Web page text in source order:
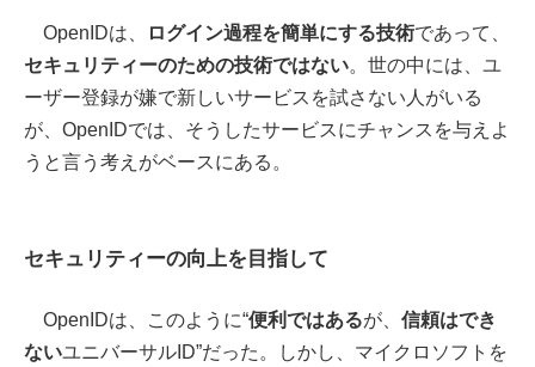
OpenIDは、 ログイン過程を簡単にする技術であって、
セキュリティーのための技術ではない。世の中には、ユ
ーザー登録が嫌で新しいサービスを試さない人がいる
が、OpenIDでは、そうしたサービスにチャンスを与えよ
うと言う考えがベースにある。
セキュリティーの向上を目指して
OpenIDは、このように“便利ではあるが、 信頼はでき
ないユニバーサルID”だった。しかし、マイクロソフトを